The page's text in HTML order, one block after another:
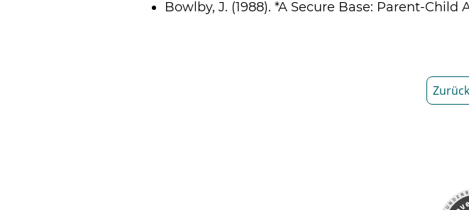
Bowlby, J. (1988). *A Secure Base: Parent-